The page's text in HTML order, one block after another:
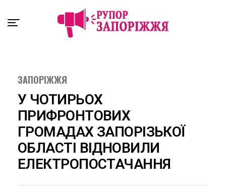
ЗАПОРІЖЖЯ
У ЧОТИРЬОХ
ПРИФРОНТОВИХ
ГРОМАДАХ ЗАПОРІЗЬКОЇ
ОБЛАСТІ ВІДНОВИЛИ
ЕЛЕКТРОПОСТАЧАННЯ
Exit mobile version